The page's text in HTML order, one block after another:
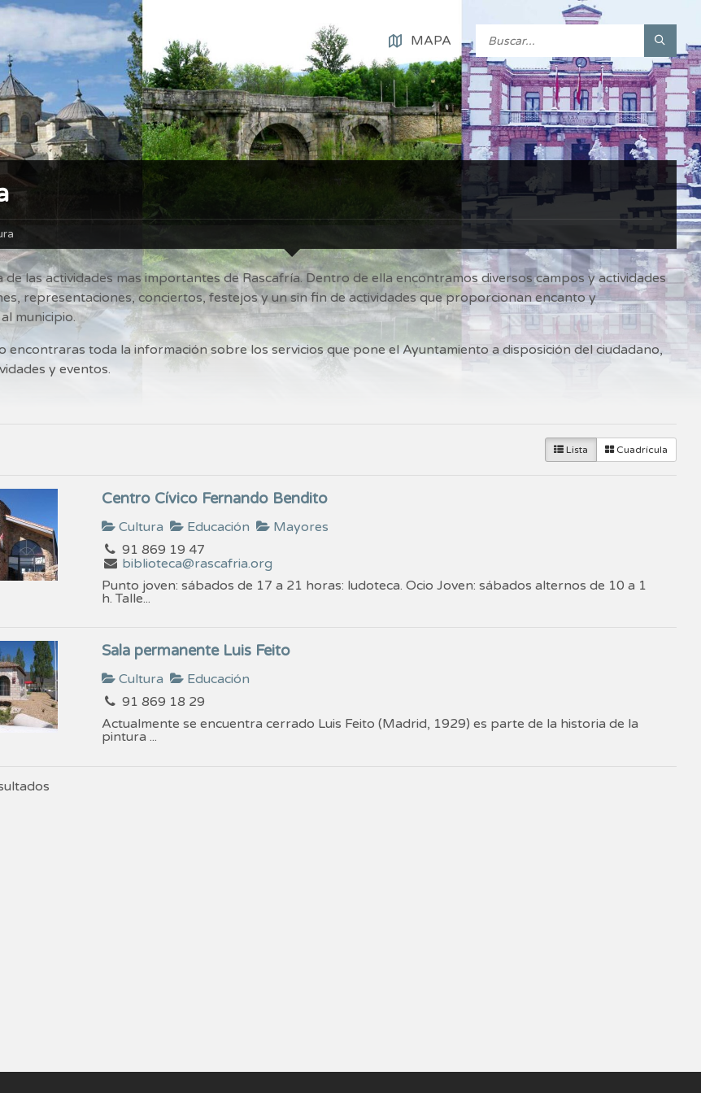
MAPA
de las actividades mas importantes de Rascafría. Dentro de ella encontramos diversos campos y actividades
representaciones, conciertos, festejos y un sin fin de actividades que proporcionan encanto y
municipio.
encontraras toda la información sobre los servicios que pone el Ayuntamiento a disposición del ciudadano,
y eventos.
Lista Cuadrícula
Centro Cívico Fernando Bendito
Cultura Educación
Mayores
91 869 19 47
biblioteca@rascafria.org
Punto joven: sábados de 17 a 21 horas: ludoteca. Ocio Joven: sábados alternos de 10 a 1
h. Talle...
Sala permanente Luis Feito
Cultura
Educación
91 869 18 29
Actualmente se encuentra cerrado Luis Feito (Madrid, 1929) es parte de la historia de la
pintura ...